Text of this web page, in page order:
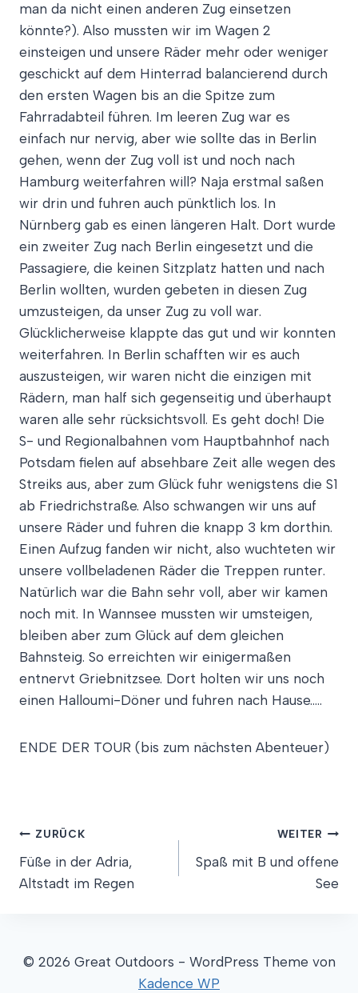
man da nicht einen anderen Zug einsetzen
könnte?). Also mussten wir im Wagen 2
einsteigen und unsere Räder mehr oder weniger
geschickt auf dem Hinterrad balancierend durch
den ersten Wagen bis an die Spitze zum
Fahrradabteil führen. Im leeren Zug war es
einfach nur nervig, aber wie sollte das in Berlin
gehen, wenn der Zug voll ist und noch nach
Hamburg weiterfahren will? Naja erstmal saßen
wir drin und fuhren auch pünktlich los. In
Nürnberg gab es einen längeren Halt. Dort wurde
ein zweiter Zug nach Berlin eingesetzt und die
Passagiere, die keinen Sitzplatz hatten und nach
Berlin wollten, wurden gebeten in diesen Zug
umzusteigen, da unser Zug zu voll war.
Glücklicherweise klappte das gut und wir konnten
weiterfahren. In Berlin schafften wir es auch
auszusteigen, wir waren nicht die einzigen mit
Rädern, man half sich gegenseitig und überhaupt
waren alle sehr rücksichtsvoll. Es geht doch! Die
S- und Regionalbahnen vom Hauptbahnhof nach
Potsdam fielen auf absehbare Zeit alle wegen des
Streiks aus, aber zum Glück fuhr wenigstens die S1
ab Friedrichstraße. Also schwangen wir uns auf
unsere Räder und fuhren die knapp 3 km dorthin.
Einen Aufzug fanden wir nicht, also wuchteten wir
unsere vollbeladenen Räder die Treppen runter.
Natürlich war die Bahn sehr voll, aber wir kamen
noch mit. In Wannsee mussten wir umsteigen,
bleiben aber zum Glück auf dem gleichen
Bahnsteig. So erreichten wir einigermaßen
entnervt Griebnitzsee. Dort holten wir uns noch
einen Halloumi-Döner und fuhren nach Hause…..
ENDE DER TOUR (bis zum nächsten Abenteuer)
Beitragsnavigation
ZURÜCK
Füße in der Adria,
Altstadt im Regen
WEITER
Spaß mit B und offene
See
© 2026 Great Outdoors - WordPress Theme von
Kadence WP